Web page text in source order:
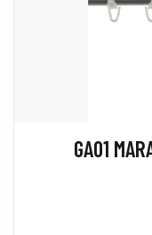
GA01